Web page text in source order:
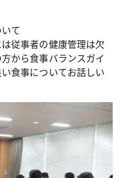
て
従事者の健康管理は欠
から食事バランスガイ
食事についてお話しい